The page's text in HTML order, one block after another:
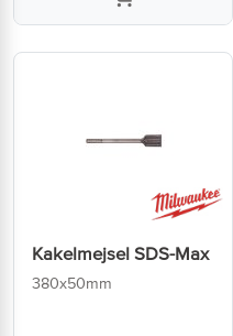
Kakelmejsel SDS-Max
380x50mm